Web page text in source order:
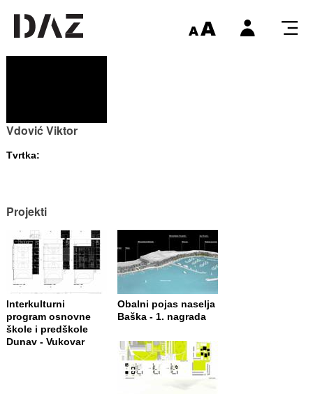
Vdović Viktor
Tvrtka:
Projekti
Interkulturni
program osnovne
škole i predškole
Dunav - Vukovar
Obalni pojas naselja
Baška - 1. nagrada